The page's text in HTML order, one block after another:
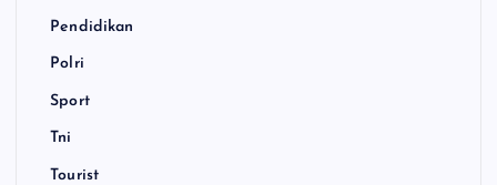
Pendidikan
Polri
Sport
Tni
Tourist